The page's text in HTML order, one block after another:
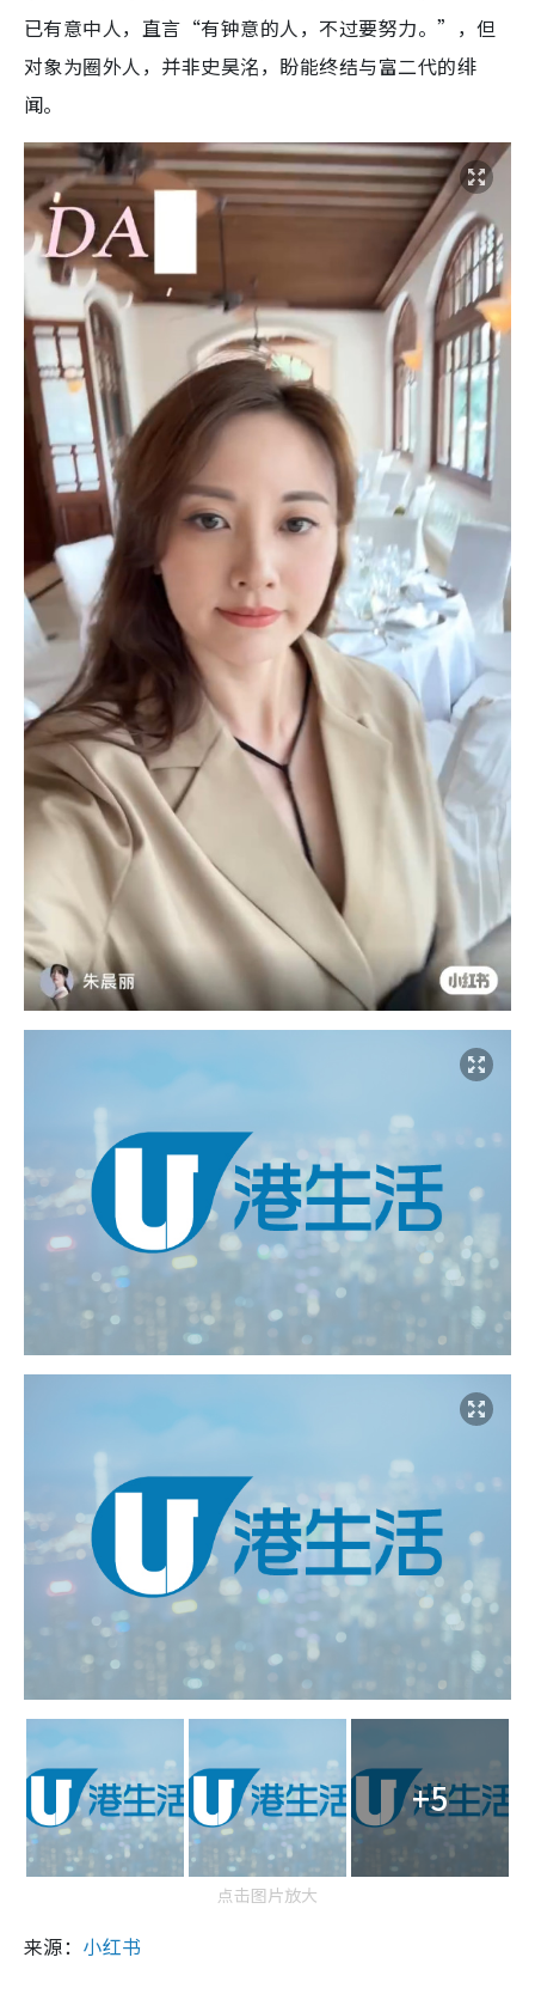
已有意中人，直言“有钟意的人，不过要努力。”，但
对象为圈外人，并非史昊洺，盼能终结与富二代的绯
闻。
+5
点击图片放大
来源： 小红书